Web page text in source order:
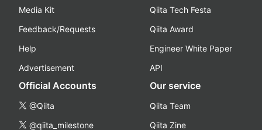
Media Kit
Feedback/Requests
Help
Advertisement
Qiita Tech Festa
Qiita Award
Engineer White Paper
API
Official Accounts
@Qiita
@qiita_milestone
Our service
Qiita Team
Qiita Zine